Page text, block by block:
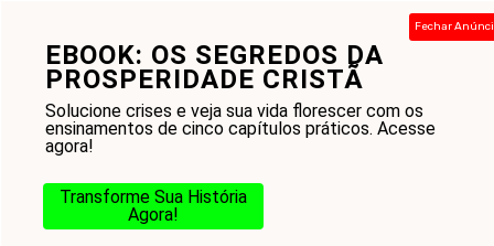
EBOOK: OS SEGREDOS DA
PROSPERIDADE CRISTÃ
Solucione crises e veja sua vida florescer com os
ensinamentos de cinco capítulos práticos. Acesse
agora!
Transforme Sua História
Agora!
Fechar
conteúdo
Reflexão-Versículo para Propósito de Casal:
Fortalecendo a Relação com Deus